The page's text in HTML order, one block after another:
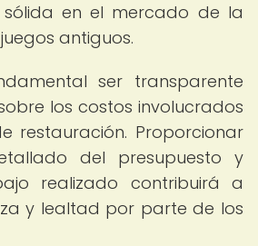
en el mercado de la
antiguos.
ser transparente
los costos involucrados
restauración. Proporcionar
del presupuesto y
realizado contribuirá a
y lealtad por parte de los